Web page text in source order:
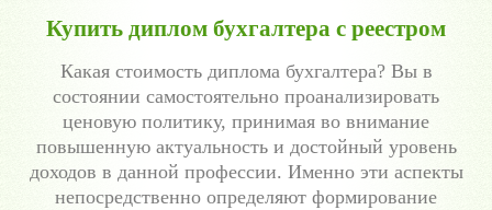
Купить диплом бухгалтера с реестром
Какая стоимость диплома бухгалтера? Вы в
состоянии самостоятельно проанализировать
ценовую политику, принимая во внимание
повышенную актуальность и достойный уровень
доходов в данной профессии. Именно эти аспекты
непосредственно определяют формирование